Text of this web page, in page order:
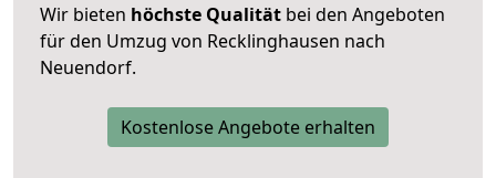
Wir bieten höchste Qualität bei den Angeboten
für den Umzug von Recklinghausen nach
Neuendorf.
Kostenlose Angebote erhalten